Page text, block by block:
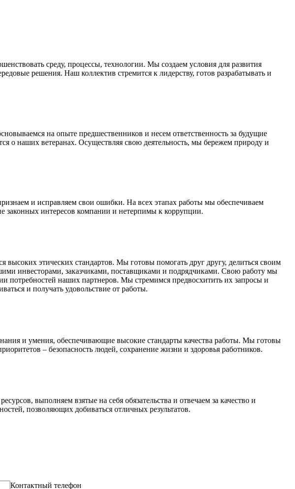
среду, процессы, технологии. Мы создаем условия для развития
решения. Наш коллектив стремится к лидерству, готов разрабатывать и
на опыте предшественников и несем ответственность за будущие
о наших ветеранах. Осуществляя свою деятельность, мы бережем природу и
и исправляем свои ошибки. На всех этапах работы мы обеспечиваем
законных интересов компании и нетерпимы к коррупции.
этических стандартов. Мы готовы помогать друг другу, делиться своим
инвесторами, заказчиками, поставщиками и подрядчиками. Свою работу мы
потребностей наших партнеров. Мы стремимся предвосхитить их запросы и
и получать удовольствие от работы.
и умения, обеспечивающие высокие стандарты качества работы. Мы готовы
– безопасность людей, сохранение жизни и здоровья работников.
выполняем взятые на себя обязательства и отвечаем за качество и
позволяющих добиваться отличных результатов.
Контактный телефон